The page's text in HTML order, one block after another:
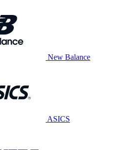
New Balance
ASICS